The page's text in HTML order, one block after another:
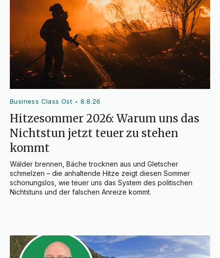
Business Class Ost •8.8.26
Hitzesommer 2026: Warum uns das
Nichtstun jetzt teuer zu stehen
kommt
Wälder brennen, Bäche trocknen aus und Gletscher
schmelzen – die anhaltende Hitze zeigt diesen Sommer
schonungslos, wie teuer uns das System des politischen
Nichtstuns und der falschen Anreize kommt.